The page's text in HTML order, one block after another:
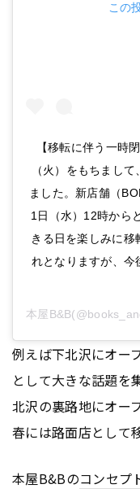
この
【移転に伴う一時
（火）をもちまし
ました。新店舗（
1日（水）12時から
きる日を楽しみに移
れとなりますが、今
本屋B&B
例えば下北沢にオー
として大きな話題を
北沢の裏路地にオー
春には路面店として
本屋B&Bのコンセプ